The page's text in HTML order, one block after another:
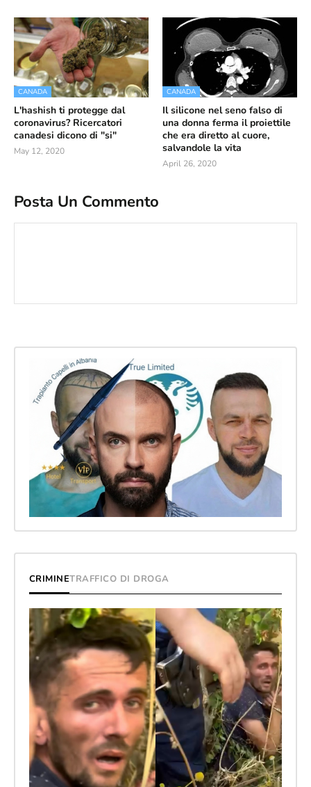
CANADA
L'hashish ti protegge dal
coronavirus? Ricercatori
canadesi dicono di "si"
May 12, 2020
CANADA
Il silicone nel seno falso di
una donna ferma il proiettile
che era diretto al cuore,
salvandole la vita
April 26, 2020
Posta Un Commento
CRIMINETRAFFICO DI DROGA